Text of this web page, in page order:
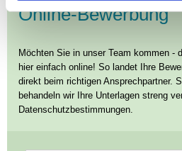
Online-Bewerbung
Möchten Sie in unser Team kommen -
hier einfach online! So landet Ihre
direkt beim richtigen Ansprechpartner.
behandeln wir Ihre Unterlagen streng
Datenschutzbestimmungen.